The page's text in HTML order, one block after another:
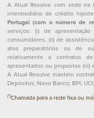
A Atual Resolve com sede na
intermediário de crédito
Portugal (com o número de
serviços: (i) de
consumidores, (ii) de
atos preparatórios ou de
relativamente a contratos
apresentados ou propostos (iii)
A Atual Resolve mantém
Depósitos; Novo Banco; BPI;
(*)Chamada para a rede fixa ou